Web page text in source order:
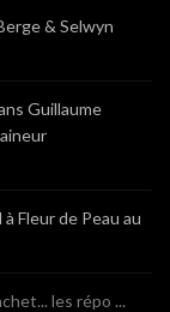
& Selwyn
Guillaume
Fleur de Peau au
les répo ...